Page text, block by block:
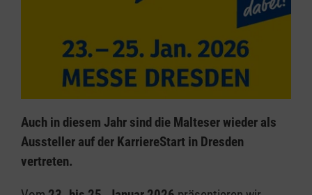
Auch in diesem Jahr sind die Malteser wieder als
Aussteller auf der KarriereStart in Dresden
vertreten.